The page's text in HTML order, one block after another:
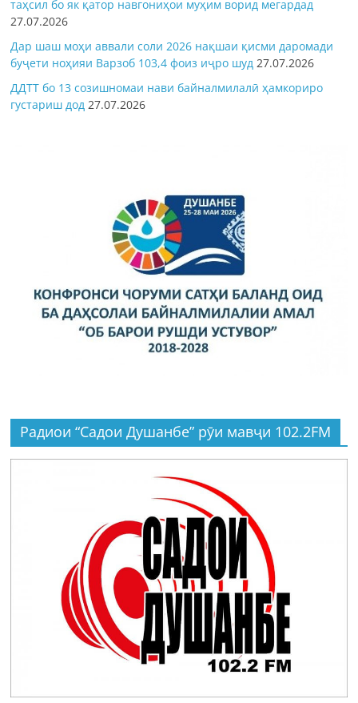
таҳсил бо як қатор навгониҳои муҳим ворид мегардад
27.07.2026
Дар шаш моҳи аввали соли 2026 нақшаи қисми даромади
буҷети ноҳияи Варзоб 103,4 фоиз иҷро шуд 27.07.2026
ДДТТ бо 13 созишномаи нави байналмилалӣ ҳамкориро
густариш дод 27.07.2026
Радиои “Садои Душанбе” рӯи мавҷи 102.2FM